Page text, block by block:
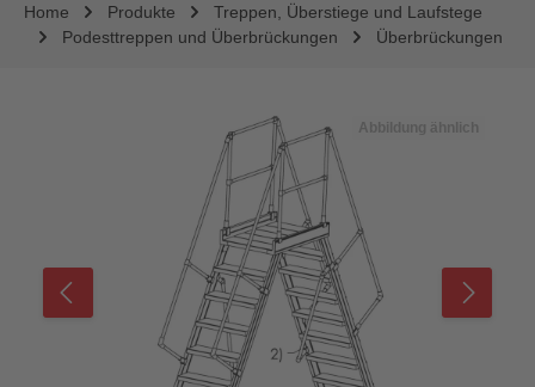
Home Produkte
Treppen, Überstiege und Laufstege
Podesttreppen und Überbrückungen
Überbrückungen
Bildergalerie überspringen Abbildung ähnlich